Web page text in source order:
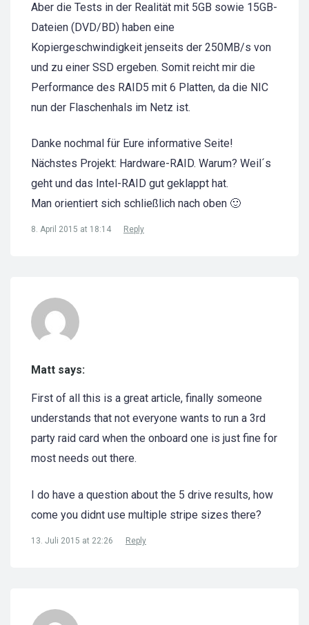
Aber die Tests in der Realität mit 5GB sowie 15GB-
Dateien (DVD/BD) haben eine
Kopiergeschwindigkeit jenseits der 250MB/s von
und zu einer SSD ergeben. Somit reicht mir die
Performance des RAID5 mit 6 Platten, da die NIC
nun der Flaschenhals im Netz ist.
Danke nochmal für Eure informative Seite!
Nächstes Projekt: Hardware-RAID. Warum? Weil´s
geht und das Intel-RAID gut geklappt hat.
Man orientiert sich schließlich nach oben 🙂
8. April 2015 at 18:14 Reply
Matt says:
First of all this is a great article, finally someone
understands that not everyone wants to run a 3rd
party raid card when the onboard one is just fine for
most needs out there.
I do have a question about the 5 drive results, how
come you didnt use multiple stripe sizes there?
13. Juli 2015 at 22:26 Reply